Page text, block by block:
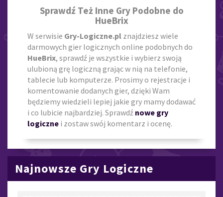
Sprawdź Też Inne Gry Podobne do
HueBrix
W serwisie Gry-Logiczne.pl znajdziesz wiele
darmowych gier logicznych online podobnych do
HueBrix, sprawdź je wszystkie i wybierz swoją
ulubioną grę logiczną grając w nią na telefonie,
tablecie lub komputerze. Prosimy o rejestracje i
komentowanie dodanych gier, dzięki Wam
będziemy wiedzieli lepiej jakie gry mamy dodawać
i co lubicie najbardziej. Sprawdź nowe gry
logiczne i zostaw swój komentarz i ocenę.
Najnowsze Gry Logiczne